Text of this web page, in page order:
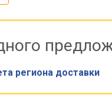
региона доставки